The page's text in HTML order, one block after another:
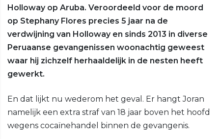
Holloway op Aruba. Veroordeeld voor de moord
op Stephany Flores precies 5 jaar na de
verdwijning van Holloway en sinds 2013 in diverse
Peruaanse gevangenissen woonachtig geweest
waar hij zichzelf herhaaldelijk in de nesten heeft
gewerkt.
En dat lijkt nu wederom het geval. Er hangt Joran
namelijk een extra straf van 18 jaar boven het hoofd
wegens cocaïnehandel binnen de gevangenis.